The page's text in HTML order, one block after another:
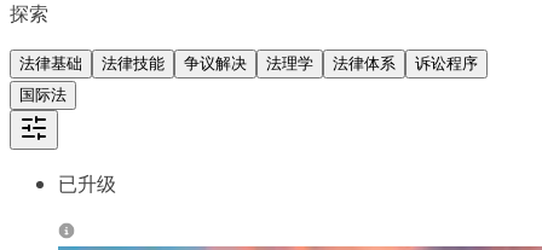
探索
法律基础 法律技能 争议解决 法理学 法律体系
诉讼程序
国际法
已升级